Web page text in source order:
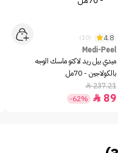
4.8
(10)
Medi-Peel
ميدي بيل ريد لاكتو ماسك الوجه
بالكولاجين - 70مل
237.21

89

-62%